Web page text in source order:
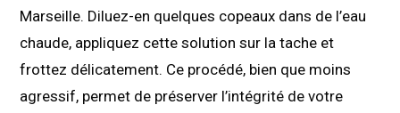
Marseille. Diluez-en quelques copeaux dans de l’eau
chaude, appliquez cette solution sur la tache et
frottez délicatement. Ce procédé, bien que moins
agressif, permet de préserver l’intégrité de votre